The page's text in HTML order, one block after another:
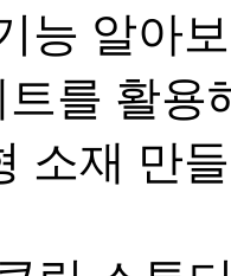
능 알아
를 활용
소재 만